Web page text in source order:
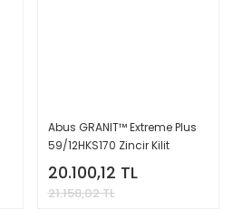
Abus GRANIT™ Extreme Plus
59/12HKS170 Zincir Kilit
20.100,12 TL
21.158,02 TL